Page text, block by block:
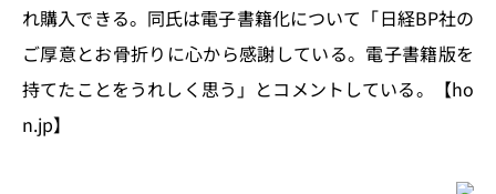
れ購入できる。同氏は電子書籍化について「日経BP社の
ご厚意とお骨折りに心から感謝している。電子書籍版を
持てたことをうれしく思う」とコメントしている。【ho
n.jp】